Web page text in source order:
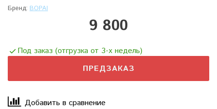
Бренд: BOPAI
9 800
Под заказ (отгрузка от 3-х недель)
ПРЕДЗАКАЗ
Добавить в сравнение